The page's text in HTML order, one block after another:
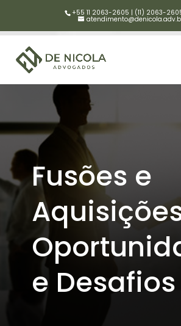
+55 11 2063-2605 | (11) 2063-
Fusões e
e Desafios